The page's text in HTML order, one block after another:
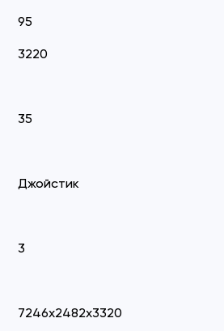
95
3220
35
Джойстик
3
7246х2482х3320